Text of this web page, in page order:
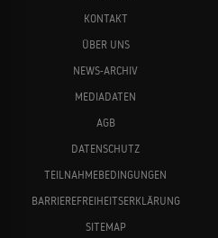
KONTAKT
ÜBER UNS
NEWS-ARCHIV
MEDIADATEN
AGB
DATENSCHUTZ
TEILNAHMEBEDINGUNGEN
BARRIEREFREIHEITSERKLÄRUNG
SITEMAP